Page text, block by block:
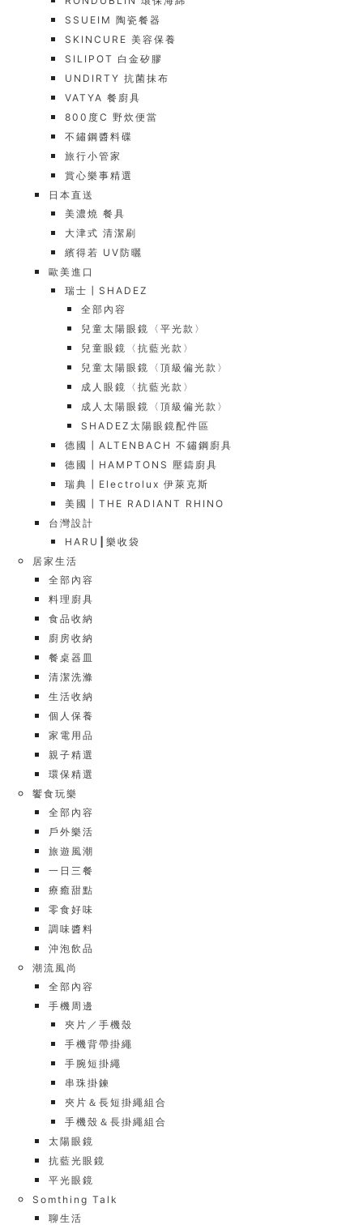
SSUEIM 陶瓷餐器
SKINCURE 美容保養
SILIPOT 白金矽膠
UNDIRTY 抗菌抹布
VATYA 餐廚具
800度C 野炊便當
不鏽鋼醬料碟
旅行小管家
賞心樂事精選
日本直送
美濃燒 餐具
大津式 清潔刷
繽得若 UV防曬
歐美進口
瑞士┃SHADEZ
全部內容
兒童太陽眼鏡〈平光款〉
兒童眼鏡〈抗藍光款〉
兒童太陽眼鏡〈頂級偏光款〉
成人眼鏡〈抗藍光款〉
成人太陽眼鏡〈頂級偏光款〉
SHADEZ太陽眼鏡配件區
德國┃ALTENBACH 不鏽鋼廚具
德國┃HAMPTONS 壓鑄廚具
瑞典┃Electrolux 伊萊克斯
美國┃THE RADIANT RHINO
台灣設計
HARU┃樂收袋
居家生活
全部內容
料理廚具
食品收納
廚房收納
餐桌器皿
清潔洗滌
生活收納
個人保養
家電用品
親子精選
環保精選
饗食玩樂
全部內容
戶外樂活
旅遊風潮
一日三餐
療癒甜點
零食好味
調味醬料
沖泡飲品
潮流風尚
全部內容
手機周邊
夾片／手機殼
手機背帶掛繩
手腕短掛繩
串珠掛鍊
夾片＆長短掛繩組合
手機殼＆長掛繩組合
太陽眼鏡
抗藍光眼鏡
平光眼鏡
Somthing Talk
聊生活